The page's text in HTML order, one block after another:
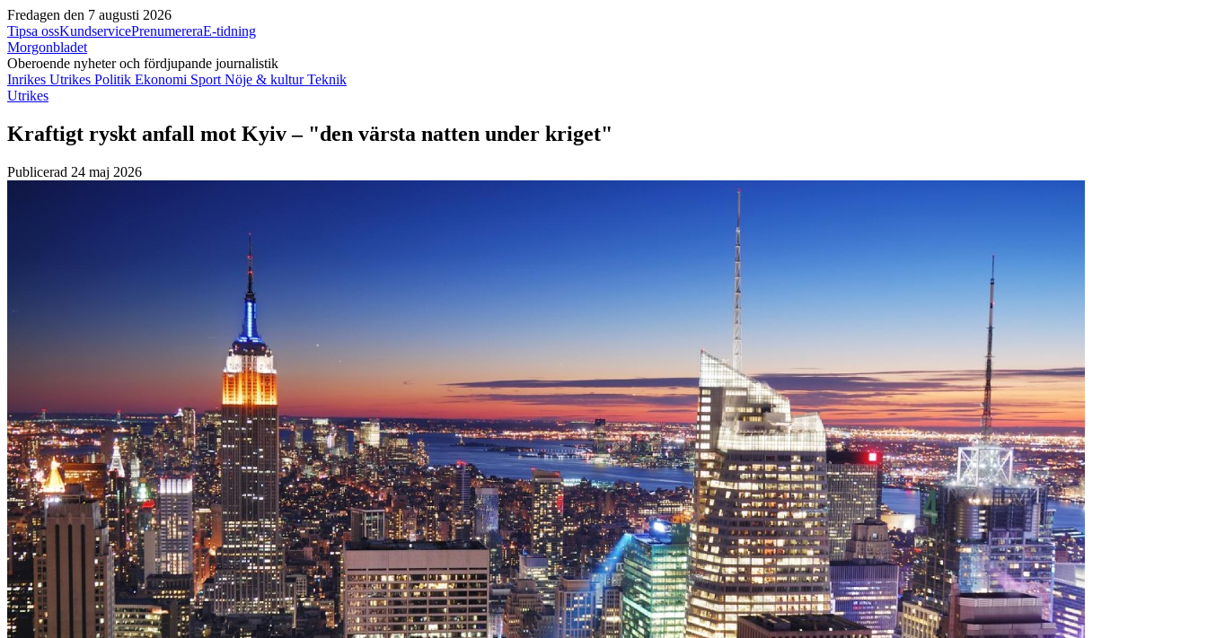
Fredagen den 7 augusti 2026
Tipsa ossKundservicePrenumereraE-tidning
Morgonbladet
Oberoende nyheter och fördjupande journalistik
Inrikes Utrikes Politik Ekonomi Sport Nöje & kulturTeknik
Utrikes
Kraftigt ryskt anfall mot Kyiv – "den värsta natten under kriget"
Publicerad 24 maj 2026